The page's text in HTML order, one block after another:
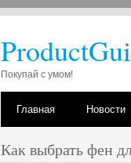
Покупай с умом!
Главная Новости
Как выбрать фен